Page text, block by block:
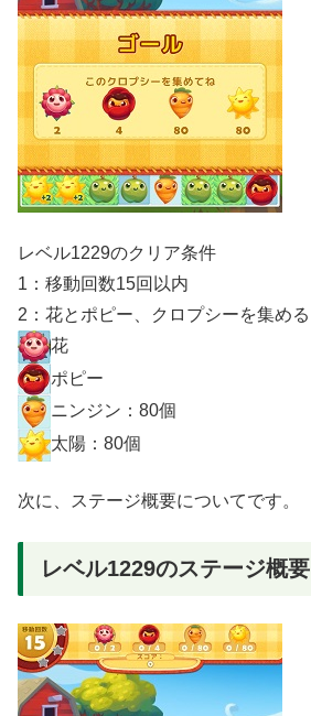
レベル1229のクリア条件
1：移動回数15回以内
2：花とポピー、クロプシーを集める
花
ポピー
ニンジン：80個
太陽：80個
次に、ステージ概要についてです。
レベル1229のステージ概要